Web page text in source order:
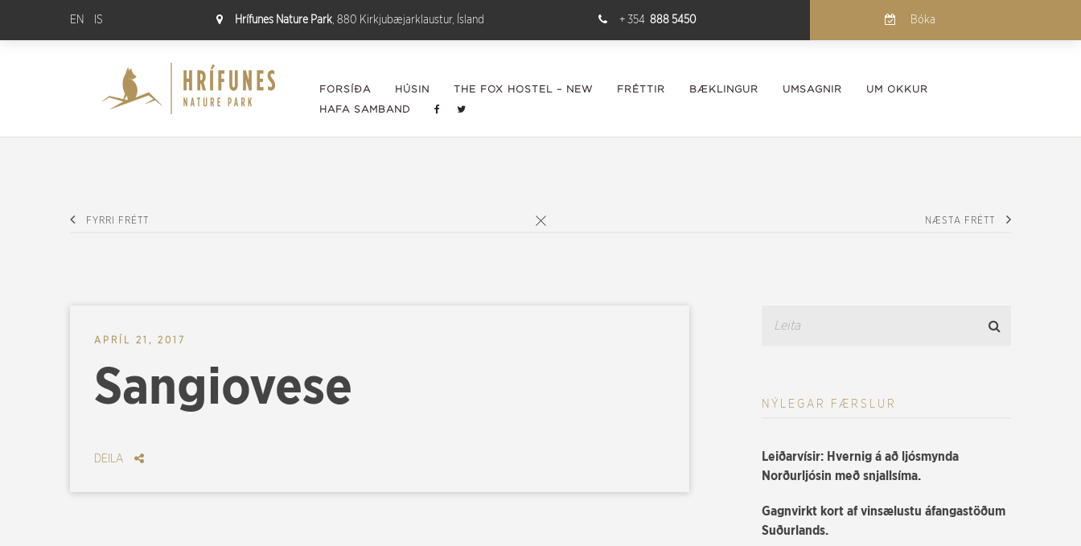
EN IS Hrífunes Nature Park, 880 Kirkjubæjarklaustur, Ísland + 354 888 5450 Bóka
FORSÍÐA HÚSIN THE FOX HOSTEL – NEW FRÉTTIR BÆKLINGUR UMSAGNIR
UM OKKUR
HAFA SAMBAND
FYRRI FRÉTT NÆSTA FRÉTT
APRÍL 21, 2017
Sangiovese
DEILA
NÝLEGAR FÆRSLUR
Leiðarvísir: Hvernig á að ljósmynda
Norðurljósin með snjallsíma.
Gagnvirkt kort af vinsælustu áfangastöðum
Suðurlands.